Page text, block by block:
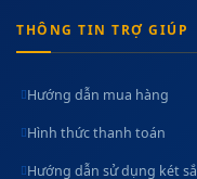
THÔNG TIN TRỢ GIÚP
Hướng dẫn mua hàng
Hình thức thanh toán
Hướng dẫn sử dụng két